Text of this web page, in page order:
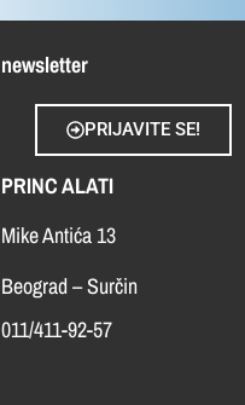
newsletter
PRIJAVITE SE!
PRINC ALATI
Mike Antića 13
Beograd – Surčin
011/411-92-57